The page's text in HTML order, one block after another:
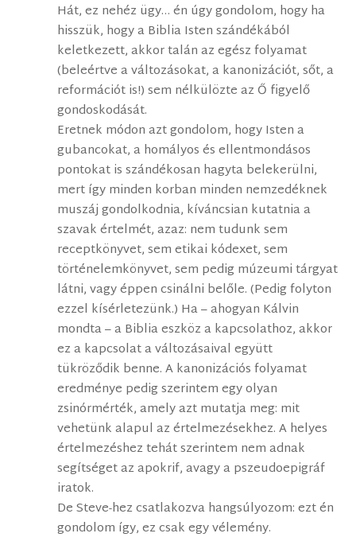
Hát, ez nehéz ügy… én úgy gondolom, hogy ha
hisszük, hogy a Biblia Isten szándékából
keletkezett, akkor talán az egész folyamat
(beleértve a változásokat, a kanonizációt, sőt, a
reformációt is!) sem nélkülözte az Ő figyelő
gondoskodását.
Eretnek módon azt gondolom, hogy Isten a
gubancokat, a homályos és ellentmondásos
pontokat is szándékosan hagyta belekerülni,
mert így minden korban minden nemzedéknek
muszáj gondolkodnia, kíváncsian kutatnia a
szavak értelmét, azaz: nem tudunk sem
receptkönyvet, sem etikai kódexet, sem
történelemkönyvet, sem pedig múzeumi tárgyat
látni, vagy éppen csinálni belőle. (Pedig folyton
ezzel kísérletezünk.) Ha – ahogyan Kálvin
mondta – a Biblia eszköz a kapcsolathoz, akkor
ez a kapcsolat a változásaival együtt
tükröződik benne. A kanonizációs folyamat
eredménye pedig szerintem egy olyan
zsinórmérték, amely azt mutatja meg: mit
vehetünk alapul az értelmezésekhez. A helyes
értelmezéshez tehát szerintem nem adnak
segítséget az apokrif, avagy a pszeudoepigráf
iratok.
De Steve-hez csatlakozva hangsúlyozom: ezt én
gondolom így, ez csak egy vélemény.